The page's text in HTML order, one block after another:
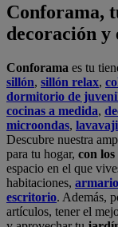
Conforama,
decoración y
Conforama es tu
sillón, sillón relax,
dormitorio de
cocinas a medida,
microondas,
Descubre nuestra
para tu hogar, con
espacio en el que
habitaciones,
escritorio. Además,
artículos, tener el